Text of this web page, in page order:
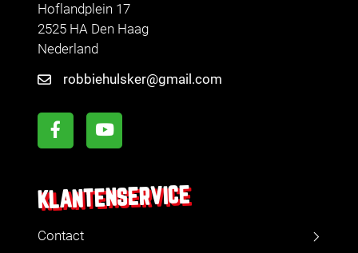
Hoflandplein 17
2525 HA Den Haag
Nederland
robbiehulsker@gmail.com
KLANTENSERVICE
Contact